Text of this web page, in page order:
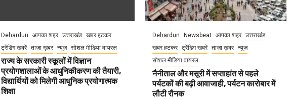
Dehardun आपका शहर उत्तराखंड खबर हटकर
ट्रेंडिंग खबरें ताज़ा ख़बर न्यूज़ सोशल मीडिया वायरल
राज्य के सरकारी स्कूलों में विज्ञान
प्रयोगशालाओं के आधुनिकीकरण की तैयारी,
विद्यार्थियों को मिलेगी आधुनिक प्रयोगात्मक
शिक्षा
Dehardun Newsbeat आपका शहर उत्तराखंड
खबर हटकर ट्रेंडिंग खबरें ताज़ा ख़बर न्यूज़
सोशल मीडिया वायरल
नैनीताल और मसूरी में सप्ताहांत से पहले
पर्यटकों की बढ़ी आवाजाही, पर्यटन कारोबार में
लौटी रौनक